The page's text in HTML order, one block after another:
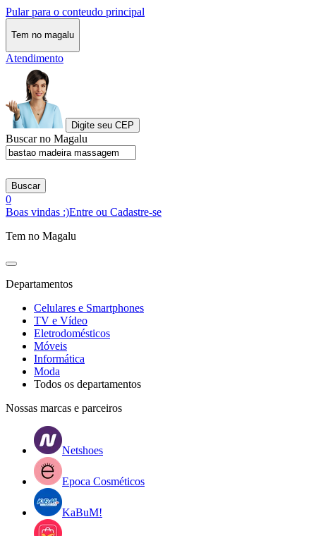
Pular para o conteudo principal
Tem no magalu
Atendimento
Digite seu CEP
Buscar no Magalu
Buscar
0
Boas vindas :)Entre ou Cadastre-se
Tem no Magalu
Departamentos
Celulares e Smartphones
TV e Vídeo
Eletrodomésticos
Móveis
Informática
Moda
Todos os departamentos
Nossas marcas e parceiros
Netshoes
Epoca Cosméticos
KaBuM!